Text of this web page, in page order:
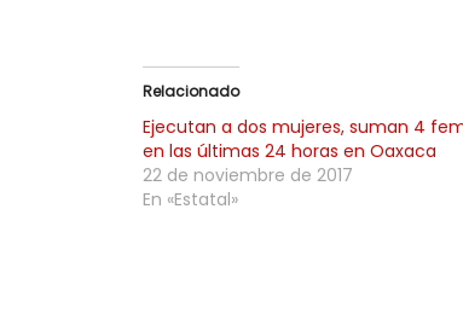
Relacionado
Ejecutan a dos mujeres, suman 4
en las últimas 24 horas en Oaxaca
22 de noviembre de 2017
En «Estatal»